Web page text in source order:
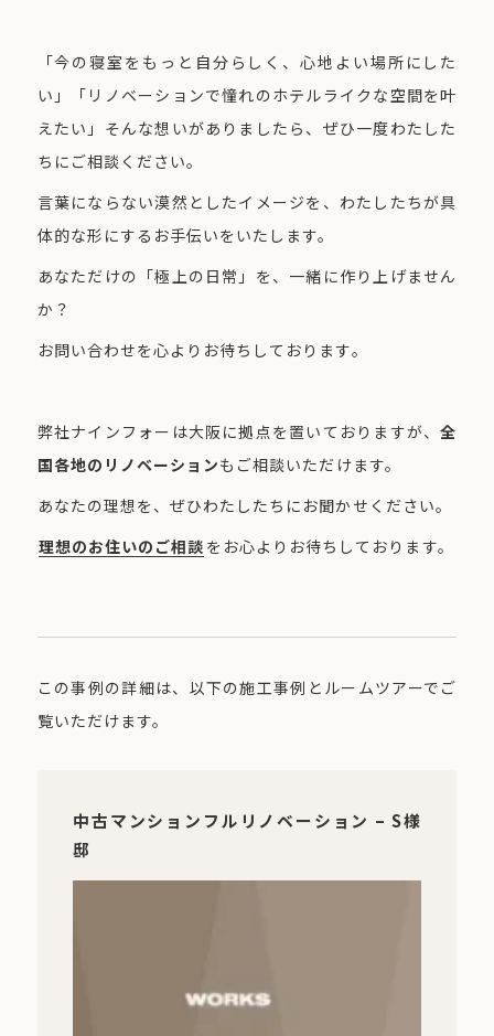
「今の寝室をもっと自分らしく、心地よい場所にした
い」「リノベーションで憧れのホテルライクな空間を叶
えたい」そんな想いがありましたら、ぜひ一度わたした
ちにご相談ください。
言葉にならない漠然としたイメージを、わたしたちが具
体的な形にするお手伝いをいたします。
あなただけの「極上の日常」を、一緒に作り上げません
か？
お問い合わせを心よりお待ちしております。
弊社ナインフォーは大阪に拠点を置いておりますが、全
国各地のリノベーションもご相談いただけます。
あなたの理想を、ぜひわたしたちにお聞かせください。
理想のお住いのご相談 をお心よりお待ちしております。
この事例の詳細は、以下の施工事例とルームツアーでご
覧いただけます。
中古マンションフルリノベーション – S様
邸